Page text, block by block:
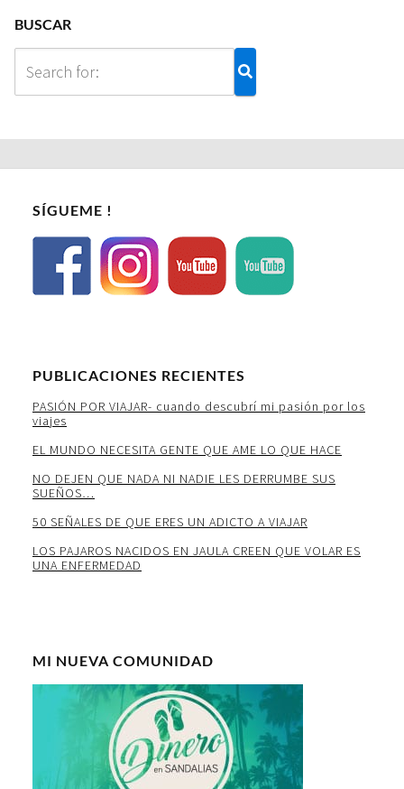
BUSCAR
SÍGUEME !
PUBLICACIONES RECIENTES
PASIÓN POR VIAJAR- cuando descubrí mi pasión por los
viajes
EL MUNDO NECESITA GENTE QUE AME LO QUE HACE
NO DEJEN QUE NADA NI NADIE LES DERRUMBE SUS
SUEÑOS…
50 SEÑALES DE QUE ERES UN ADICTO A VIAJAR
LOS PAJAROS NACIDOS EN JAULA CREEN QUE VOLAR ES
UNA ENFERMEDAD
MI NUEVA COMUNIDAD